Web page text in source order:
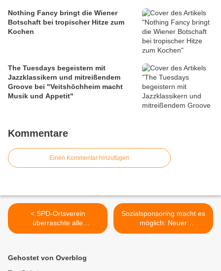
Nothing Fancy bringt die Wiener
Botschaft bei tropischer Hitze zum
Kochen
The Tuesdays begeistern mit
Jazzklassikern und mitreißendem
Groove bei "Veitshöchheim macht
Musik und Appetit"
Kommentare
Einen Kommentar hinzufügen
< SPD-Ortsverein
überraschte alle
Veitshöchheimer
Sozialsponsoring macht es
möglich: Neuer
Veitshöchheimer
Gehostet von Overblog